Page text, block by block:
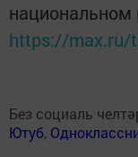
https://max.ru/
Без социаль
Ютуб,